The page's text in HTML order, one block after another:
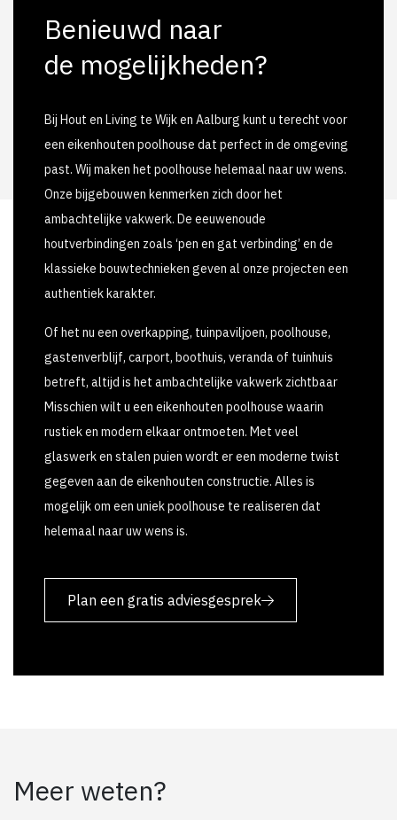
Benieuwd naar
de mogelijkheden?
Bij Hout en Living te Wijk en Aalburg kunt u terecht voor
een eikenhouten poolhouse dat perfect in de omgeving
past. Wij maken het poolhouse helemaal naar uw wens.
Onze bijgebouwen kenmerken zich door het
ambachtelijke vakwerk. De eeuwenoude
houtverbindingen zoals ‘pen en gat verbinding’ en de
klassieke bouwtechnieken geven al onze projecten een
authentiek karakter.
Of het nu een overkapping, tuinpaviljoen, poolhouse,
gastenverblijf, carport, boothuis, veranda of tuinhuis
betreft, altijd is het ambachtelijke vakwerk zichtbaar
Misschien wilt u een eikenhouten poolhouse waarin
rustiek en modern elkaar ontmoeten. Met veel
glaswerk en stalen puien wordt er een moderne twist
gegeven aan de eikenhouten constructie. Alles is
mogelijk om een uniek poolhouse te realiseren dat
helemaal naar uw wens is.
Plan een gratis adviesgesprek
Meer weten?